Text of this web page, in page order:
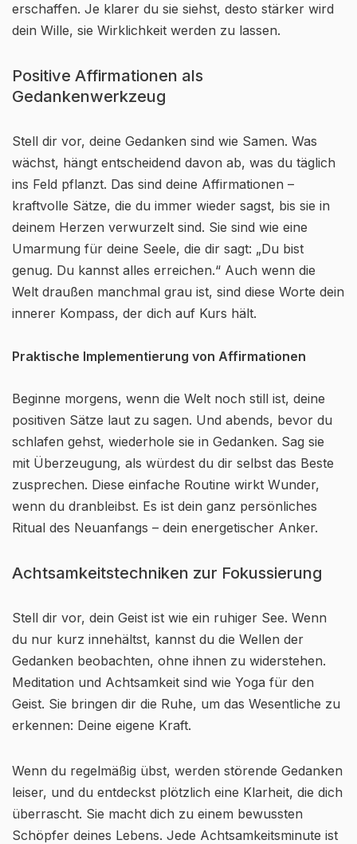
erschaffen. Je klarer du sie siehst, desto stärker wird
dein Wille, sie Wirklichkeit werden zu lassen.
Positive Affirmationen als
Gedankenwerkzeug
Stell dir vor, deine Gedanken sind wie Samen. Was
wächst, hängt entscheidend davon ab, was du täglich
ins Feld pflanzt. Das sind deine Affirmationen –
kraftvolle Sätze, die du immer wieder sagst, bis sie in
deinem Herzen verwurzelt sind. Sie sind wie eine
Umarmung für deine Seele, die dir sagt: „Du bist
genug. Du kannst alles erreichen.“ Auch wenn die
Welt draußen manchmal grau ist, sind diese Worte dein
innerer Kompass, der dich auf Kurs hält.
Praktische Implementierung von Affirmationen
Beginne morgens, wenn die Welt noch still ist, deine
positiven Sätze laut zu sagen. Und abends, bevor du
schlafen gehst, wiederhole sie in Gedanken. Sag sie
mit Überzeugung, als würdest du dir selbst das Beste
zusprechen. Diese einfache Routine wirkt Wunder,
wenn du dranbleibst. Es ist dein ganz persönliches
Ritual des Neuanfangs – dein energetischer Anker.
Achtsamkeitstechniken zur Fokussierung
Stell dir vor, dein Geist ist wie ein ruhiger See. Wenn
du nur kurz innehältst, kannst du die Wellen der
Gedanken beobachten, ohne ihnen zu widerstehen.
Meditation und Achtsamkeit sind wie Yoga für den
Geist. Sie bringen dir die Ruhe, um das Wesentliche zu
erkennen: Deine eigene Kraft.
Wenn du regelmäßig übst, werden störende Gedanken
leiser, und du entdeckst plötzlich eine Klarheit, die dich
überrascht. Sie macht dich zu einem bewussten
Schöpfer deines Lebens. Jede Achtsamkeitsminute ist